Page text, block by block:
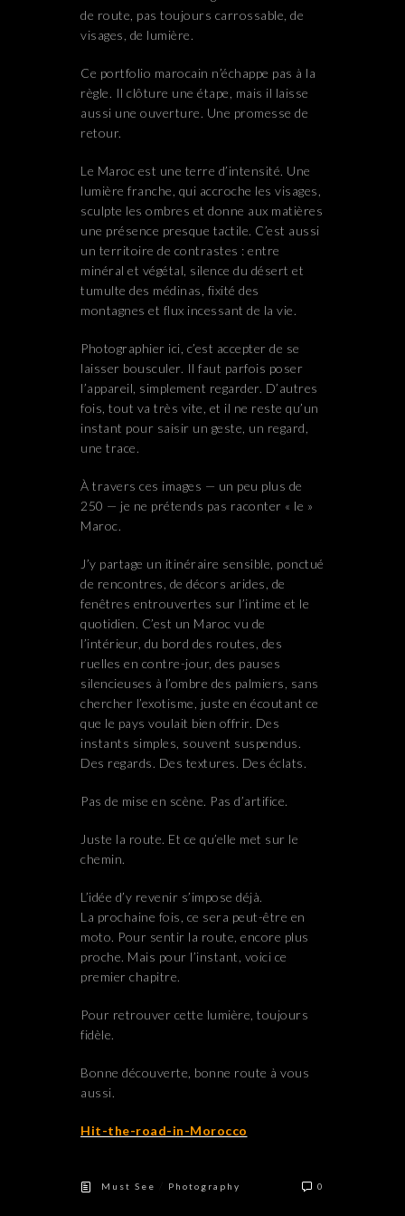
de route, pas toujours carrossable, de
visages, de lumière.
Ce portfolio marocain n’échappe pas à la
règle. Il clôture une étape, mais il laisse
aussi une ouverture. Une promesse de
retour.
Le Maroc est une terre d’intensité. Une
lumière franche, qui accroche les visages,
sculpte les ombres et donne aux matières
une présence presque tactile. C’est aussi
un territoire de contrastes : entre
minéral et végétal, silence du désert et
tumulte des médinas, fixité des
montagnes et flux incessant de la vie.
Photographier ici, c’est accepter de se
laisser bousculer. Il faut parfois poser
l’appareil, simplement regarder. D’autres
fois, tout va très vite, et il ne reste qu’un
instant pour saisir un geste, un regard,
une trace.
À travers ces images — un peu plus de
250 — je ne prétends pas raconter « le »
Maroc.
J’y partage un itinéraire sensible, ponctué
de rencontres, de décors arides, de
fenêtres entrouvertes sur l’intime et le
quotidien. C’est un Maroc vu de
l’intérieur, du bord des routes, des
ruelles en contre-jour, des pauses
silencieuses à l’ombre des palmiers, sans
chercher l’exotisme, juste en écoutant ce
que le pays voulait bien offrir. Des
instants simples, souvent suspendus.
Des regards. Des textures. Des éclats.
Pas de mise en scène. Pas d’artifice.
Juste la route. Et ce qu’elle met sur le
chemin.
L’idée d’y revenir s’impose déjà.
La prochaine fois, ce sera peut-être en
moto. Pour sentir la route, encore plus
proche. Mais pour l’instant, voici ce
premier chapitre.
Pour retrouver cette lumière, toujours
fidèle.
Bonne découverte, bonne route à vous
aussi.
Hit-the-road-in-Morocco
Must See Photography 0